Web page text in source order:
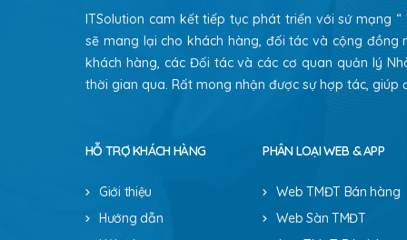
ITSolution cam kết tiếp tục phát triển với sứ mạng
sẽ mang lại cho khách hàng, đối tác và cộng đồng
khách hàng, các Đối tác và các cơ quan quản lý
thời gian qua. Rất mong nhận được sự hợp tác,
HỖ TRỢ KHÁCH HÀNG
Giới thiệu
Hướng dẫn
PHÂN LOẠI WEB & APP
Web TMĐT Bán hàng
Web Sàn TMĐT